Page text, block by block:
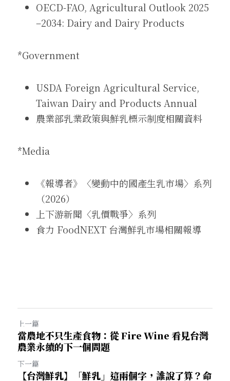
OECD-FAO, Agricultural Outlook 2025
–2034: Dairy and Dairy Products
*Government
USDA Foreign Agricultural Service,
Taiwan Dairy and Products Annual
農業部乳業政策與鮮乳標示制度相關資料
*Media
《報導者》〈變動中的國產生乳市場〉系列
（2026）
上下游新聞〈乳價戰爭〉系列
食力 FoodNEXT 台灣鮮乳市場相關報導
上一篇
當農地不只生產食物：從 Fire Wine 看見台灣
農業永續的下一個問題
下一篇
【台灣鮮乳】「鮮乳」這兩個字，誰說了算？命